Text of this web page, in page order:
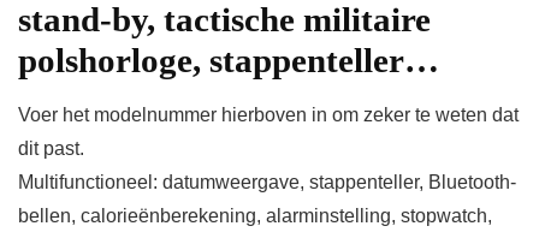
stand-by, tactische militaire
polshorloge, stappenteller…
Voer het modelnummer hierboven in om zeker te weten dat
dit past.
Multifunctioneel: datumweergave, stappenteller, Bluetooth-
bellen, calorieënberekening, alarminstelling, stopwatch,